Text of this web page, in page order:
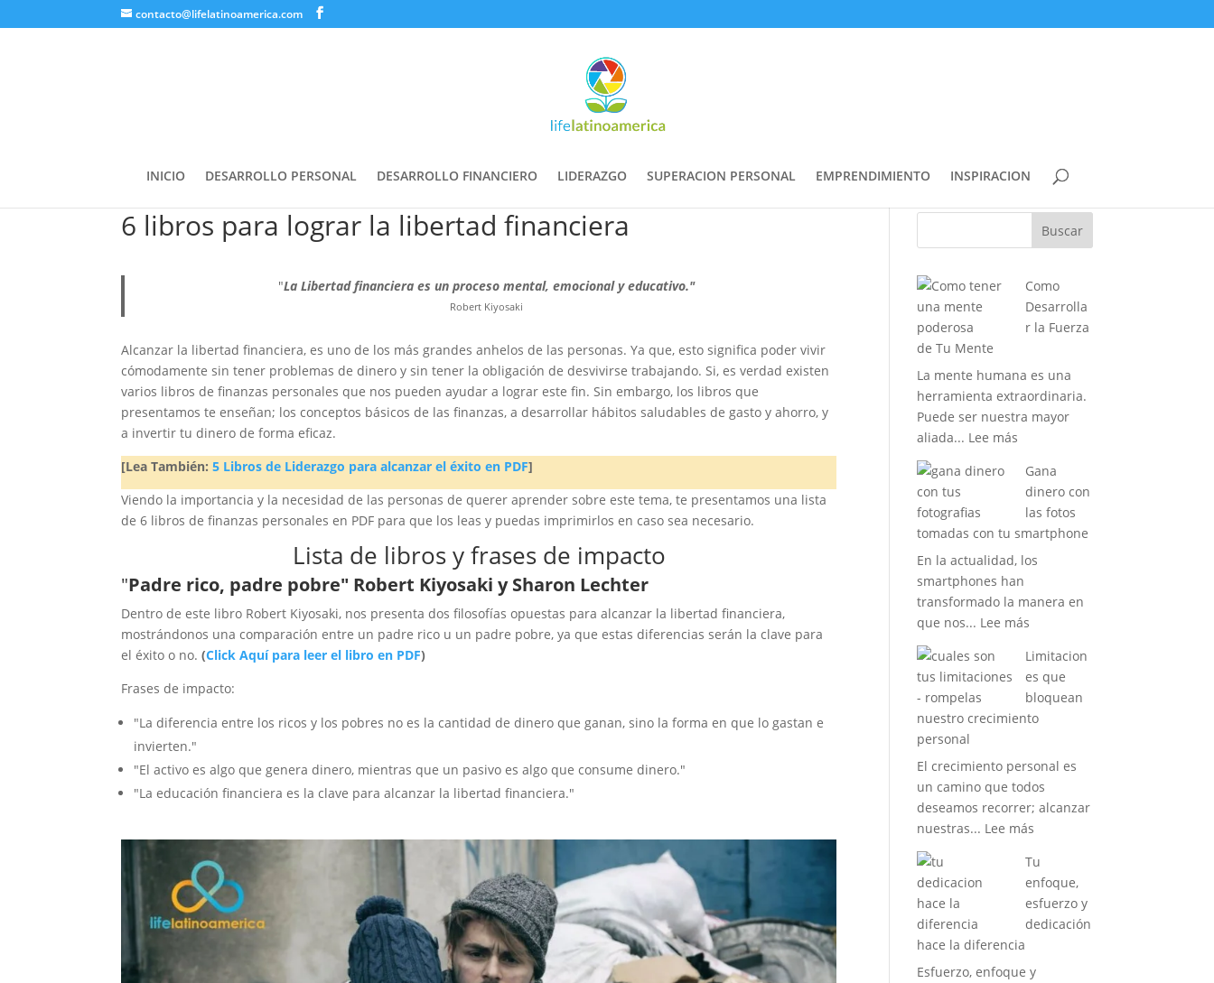
contacto@lifelatinoamerica.com
INICIO DESARROLLO PERSONAL DESARROLLO FINANCIERO LIDERAZGO SUPERACION PERSONAL EMPRENDIMIENTO INSPIRACION
6 libros para lograr la libertad financiera
"La Libertad financiera es un proceso mental, emocional y educativo."
Robert Kiyosaki
Alcanzar la libertad financiera, es uno de los más grandes anhelos de las personas. Ya que, esto significa poder vivir
cómodamente sin tener problemas de dinero y sin tener la obligación de desvivirse trabajando. Si, es verdad existen
varios libros de finanzas personales que nos pueden ayudar a lograr este fin. Sin embargo, los libros que
presentamos te enseñan; los conceptos básicos de las finanzas, a desarrollar hábitos saludables de gasto y ahorro, y
a invertir tu dinero de forma eficaz.
[Lea También:5 Libros de Liderazgo para alcanzar el éxito en PDF]
Viendo la importancia y la necesidad de las personas de querer aprender sobre este tema, te presentamos una lista
de 6 libros de finanzas personales en PDF para que los leas y puedas imprimirlos en caso sea necesario.
Lista de libros y frases de impacto
"Padre rico, padre pobre" Robert Kiyosaki y Sharon Lechter
Dentro de este libro Robert Kiyosaki, nos presenta dos filosofías opuestas para alcanzar la libertad financiera,
mostrándonos una comparación entre un padre rico u un padre pobre, ya que estas diferencias serán la clave para
el éxito o no.(Click Aquí para leer el libro en PDF)
Frases de impacto:
"La diferencia entre los ricos y los pobres no es la cantidad de dinero que ganan, sino la forma en que lo gastan e
invierten."
"El activo es algo que genera dinero, mientras que un pasivo es algo que consume dinero."
"La educación financiera es la clave para alcanzar la libertad financiera."
Buscar
Como
Desarrolla
r la Fuerza
de Tu Mente
La mente humana es una
herramienta extraordinaria.
Puede ser nuestra mayor
aliada... Lee más
Desarrollar
la
Fuerza
de
Tu
Mente
Gana
dinero con
las fotos
tomadas con tu smartphone
En la actualidad, los
smartphones han
transformado la manera en
que nos... Lee más
dinero
con
las
fotos
con
tu
smartphone
Limitacion
es que
bloquean
nuestro crecimiento
personal
El crecimiento personal es
un camino que todos
deseamos recorrer; alcanzar
nuestras... Lee más
que
bloquean
nuestro
crecimiento
Tu
enfoque,
esfuerzo y
dedicación
hace la diferencia
Esfuerzo, enfoque y